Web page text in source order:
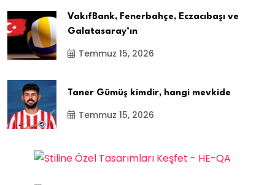
VakıfBank, Fenerbahçe, Eczacıbaşı ve
Galatasaray’ın
Temmuz 15, 2026
Taner Gümüş kimdir, hangi mevkide
Temmuz 15, 2026